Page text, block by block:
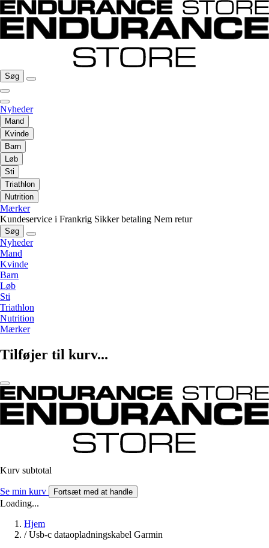
Søg
Nyheder
Mand
Kvinde
Barn
Løb
Sti
Triathlon
Nutrition
Mærker
Kundeservice i Frankrig Sikker betaling Nem retur
Søg
Nyheder
Mand
Kvinde
Barn
Løb
Sti
Triathlon
Nutrition
Mærker
Tilføjer til kurv...
Kurv subtotal
Se min kurv Fortsæt med at handle
Loading...
Hjem
/ Usb-c dataopladningskabel Garmin